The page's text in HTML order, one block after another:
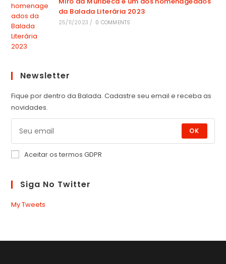
da Balada Literária 2023
25/11/2023 / 0 COMMENTS
Newsletter
Fique por dentro da Balada. Cadastre seu email e receba as
novidades.
OK
Aceitar os termos GDPR
Siga No Twitter
My Tweets